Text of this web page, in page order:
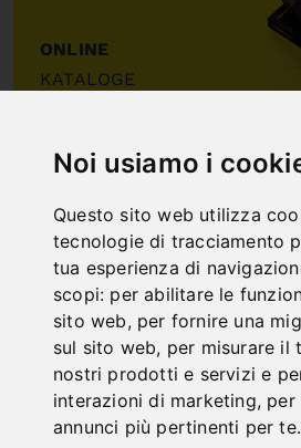
Noi usiamo i
Questo sito web utilizza
tecnologie di tracciamento
tua esperienza di
scopi: per abilitare le
sito web, per fornire una
sul sito web, per misurare il
nostri prodotti e servizi e
interazioni di marketing, per
annunci più pertinenti per te.
ONLINE
KATALOGE
NEW